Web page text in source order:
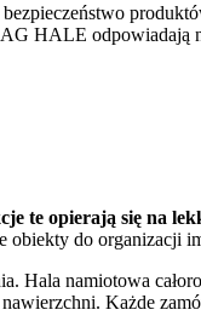
HALE
te opierają się na
obiekty do organizacji
Hala namiotowa
Każde